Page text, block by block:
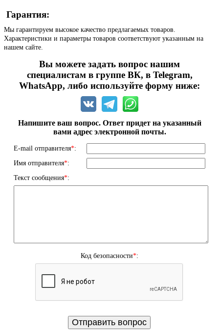
Гарантия:
Мы гарантируем высокое качество предлагаемых товаров.
Характеристики и параметры товаров соответствуют указанным на
нашем сайте.
Вы можете задать вопрос нашим
специалистам в группе ВК, в Telegram,
WhatsApp, либо используйте форму ниже:
Напишите ваш вопрос. Ответ придет на указанный
вами адрес электронной почты.
E-mail отправителя*:
Имя отправителя*:
Текст сообщения*:
Код безопасности*: